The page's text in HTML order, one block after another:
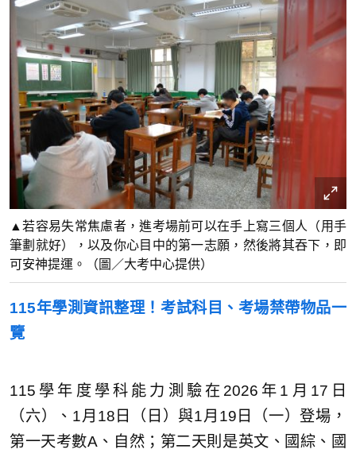
▲若容易失常焦慮者，進考場前可以在手上寫三個人（用手
筆劃就好），以及你心目中的第一志願，然後將其吞下，即
可安神提運。（圖／大考中心提供）
115年學測資訊整理！考試科目、考場禁帶物品一
覽
115學年度學科能力測驗在2026年1月17日
（六）、1月18日（日）與1月19日（一）登場，
第一天考數A、自然；第二天則是英文、國綜、國